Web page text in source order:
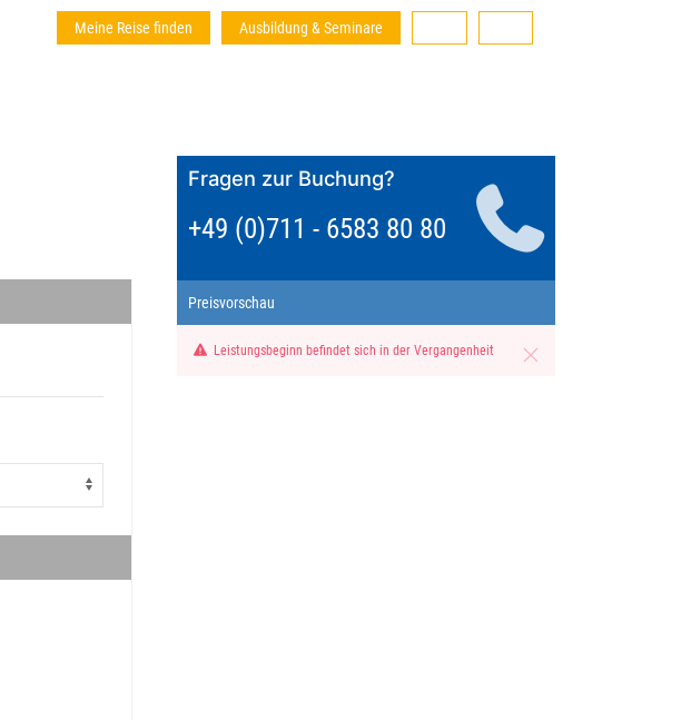
Meine Reise finden Ausbildung & Seminare
Fragen zur Buchung?
+49 (0)711 - 6583 80 80
Preisvorschau
Leistungsbeginn befindet sich in der Vergangenheit